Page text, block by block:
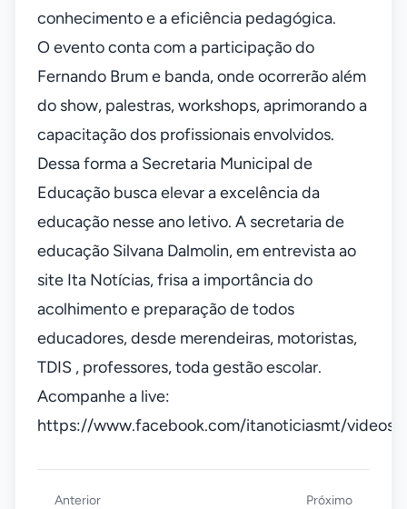
conhecimento e a eficiência pedagógica.
O evento conta com a participação do
Fernando Brum e banda, onde ocorrerão além
do show, palestras, workshops, aprimorando a
capacitação dos profissionais envolvidos.
Dessa forma a Secretaria Municipal de
Educação busca elevar a excelência da
educação nesse ano letivo. A secretaria de
educação Silvana Dalmolin, em entrevista ao
site Ita Notícias, frisa a importância do
acolhimento e preparação de todos
educadores, desde merendeiras, motoristas,
TDIS , professores, toda gestão escolar.
Acompanhe a live:
https://www.facebook.com/itanoticiasmt/videos/
Anterior Próximo